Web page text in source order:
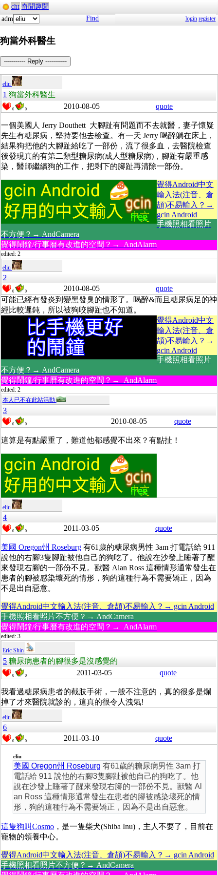
cht 奇聞趣聞
adm
Find login register
狗當外科醫生
----------- Reply -----------
eliu
1 狗當外科醫生
0 0 2010-08-05 quote
一個美國人 Jerry Douthett 大腳趾有問題而不去就醫，妻子懷疑
先生有糖尿病，堅持要他去檢查。有一天 Jerry 喝醉躺在床上，
結果狗把他的大腳趾給吃了一部份，流了很多血，去醫院檢查
後發現真的有第二類型糖尿病(成人型糖尿病)，腳趾有嚴重感
染，醫師繼續狗的工作，把剩下的腳趾再清除一部份。
覺得Android中文
輸入法(注音、倉
頡)不易輸入？→
gcin Android
手機照相看照片
不方便？→ AndCamera
覺得鬧鐘/行事曆有改進的空間？→ AndAlarm
edited: 2
eliu
2
0 0 2010-08-05
quote
可能已經有發炎到變黑發臭的情形了。喝醉&而且糖尿病足的神
經比較遲鈍，所以被狗咬腳趾也不知道。
覺得Android中文
輸入法(注音、倉
頡)不易輸入？→
gcin Android
手機照相看照片
不方便？→ AndCamera
覺得鬧鐘/行事曆有改進的空間？→ AndAlarm
edited: 2
本人已不在此站活動
3
0 0 2010-08-05 quote
這算是有點嚴重了，難道他都感覺不出來？有點扯！
eliu
4
0 0 2011-03-05 quote
美國 Oregon州 Roseburg 有61歲的糖尿病男性 3am 打電話給 911
說他的右腳3隻腳趾被他自己的狗吃了。他說在沙發上睡著了醒
來發現右腳的一部份不見。獸醫 Alan Ross 這種情形通常發生在
患者的腳被感染壞死的情形，狗的這種行為不需要矯正，因為
不是出自惡意。
覺得Android中文輸入法(注音、倉頡)不易輸入？→ gcin Android
手機照相看照片不方便？→ AndCamera
覺得鬧鐘/行事曆有改進的空間？→ AndAlarm
edited: 3
Eric Shin
5 糖尿病患者的腳很多是沒感覺的
0 0 2011-03-05 quote
我看過糖尿病患者的截肢手術，一般不注意的，真的很多是爛
掉了才來醫院就診的，這真的很令人洩氣!
eliu
6
0 0 2011-03-10 quote
eliu
美國 Oregon州 Roseburg 有61歲的糖尿病男性 3am 打
電話給 911 說他的右腳3隻腳趾被他自己的狗吃了。他
說在沙發上睡著了醒來發現右腳的一部份不見。獸醫 Al
an Ross 這種情形通常發生在患者的腳被感染壞死的情
形，狗的這種行為不需要矯正，因為不是出自惡意。
這隻狗叫Cosmo ，是一隻柴犬(Shiba Inu)，主人不要了，目前在
寵物的領養中心。
覺得Android中文輸入法(注音、倉頡)不易輸入？→ gcin Android
手機照相看照片不方便？→ AndCamera